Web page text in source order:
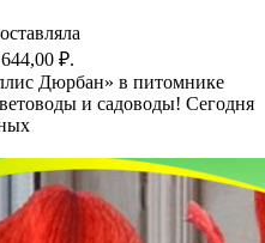
₽.
Дюрбан» в питомнике
и садоводы! Сегодня